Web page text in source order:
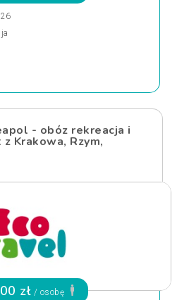
- obóz rekreacja i
Krakowa, Rzym,
zł / osobę